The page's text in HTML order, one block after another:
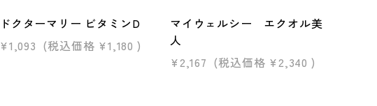
ドクターマリー ビタミンD
¥1,093 (税込価格 ¥1,180 )
マイウェルシー エクオル美
人
¥2,167 (税込価格 ¥2,340 )